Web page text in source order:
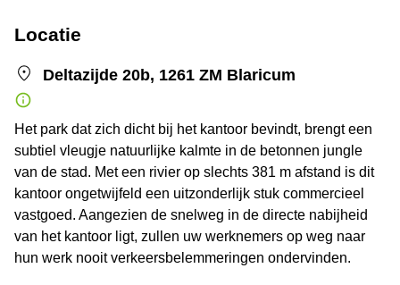
Locatie
Deltazijde 20b, 1261 ZM Blaricum
Het park dat zich dicht bij het kantoor bevindt, brengt een
subtiel vleugje natuurlijke kalmte in de betonnen jungle
van de stad. Met een rivier op slechts 381 m afstand is dit
kantoor ongetwijfeld een uitzonderlijk stuk commercieel
vastgoed. Aangezien de snelweg in de directe nabijheid
van het kantoor ligt, zullen uw werknemers op weg naar
hun werk nooit verkeersbelemmeringen ondervinden.